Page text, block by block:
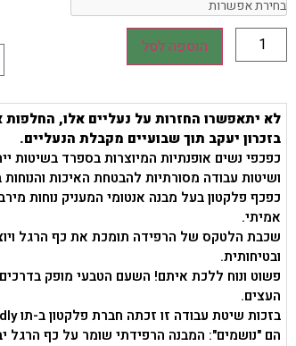
הוספה לסל
לא יתאפשרו החזרות על נעליים אלו, החלפות
בזכרון יעקב תוך שבועיים מקבלת הנעליים.
כפכפי נשים אופנתיות המיוצרות בספרד בשיטות
ושיטות עבודה מסורתיות להבטחת האיכות
כפכף פלקטון בעל מבנה אנטומי המעניק נוחות
אמיתי.
שכבת הלטקס של הרפידה תומכת את כף הרגל
ובטיחותית.
פשוט ונוח ללכת איתם! השעם הטבעי מופק
העצים.
בזכות שיטת עבודה זו זכתה חברת פלקטון ב-תו Eco Friendly.
הם "נושמים": המבנה הרפידתי שומר על כף הרגל